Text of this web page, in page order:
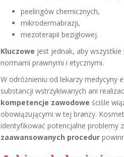
peelingów chemicznych,
mikrodermabrazji,
mezoterapii bezigłowej.
Kluczowe jest jednak, aby
normami prawnymi i etycznymi.
W odróżnieniu od lekarzy medycyny
substancji wstrzykiwanych ani
kompetencje zawodowe ściśle
obowiązującymi w tej branży.
identyfikować potencjalne problemy
zaawansowanych procedur